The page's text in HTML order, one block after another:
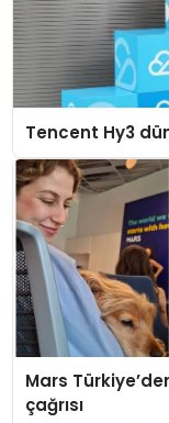
Tencent Hy3
Mars
çağrısı